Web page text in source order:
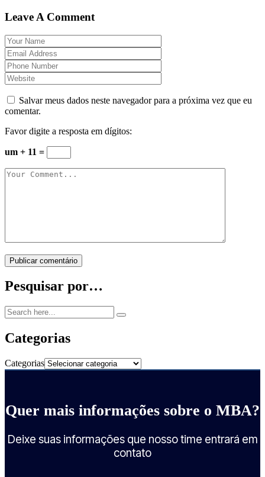
Leave A Comment
Salvar meus dados neste navegador para a próxima vez que eu
comentar.
Favor digite a resposta em dígitos:
um + 11 =
Publicar comentário
Pesquisar por…
Categorias
Categorias
Quer mais informações sobre o MBA?
Deixe suas informações que nosso time entrará em
contato